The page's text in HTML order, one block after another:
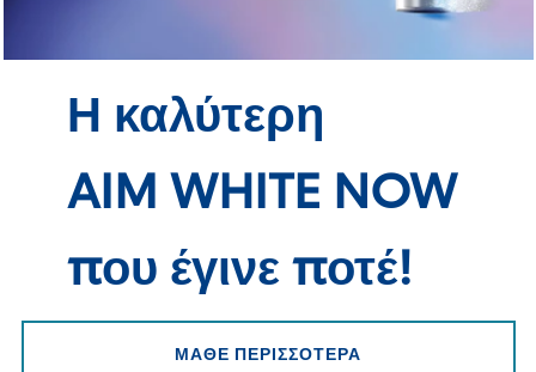
Η καλύτερη
AIM WHITE NOW
που έγινε ποτέ!
ΜΑΘΕ ΠΕΡΙΣΣΟΤΕΡΑ